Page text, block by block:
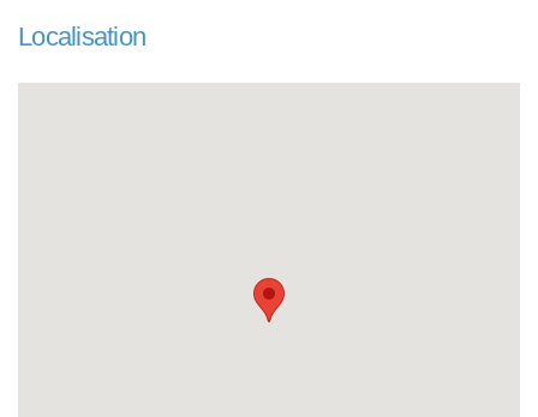
Localisation